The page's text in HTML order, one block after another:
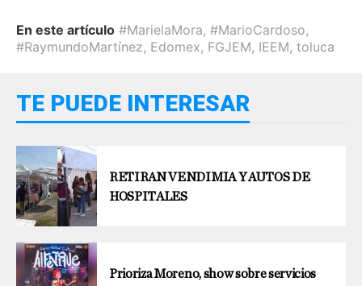
En este artículo #MarielaMora, #MarioCardoso,
#RaymundoMartínez, Edomex, FGJEM, IEEM, toluca
TE PUEDE INTERESAR
RETIRAN VENDIMIA Y AUTOS DE
HOSPITALES
Prioriza Moreno, show sobre servicios